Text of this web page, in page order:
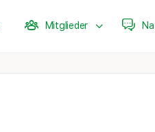
Mitglieder